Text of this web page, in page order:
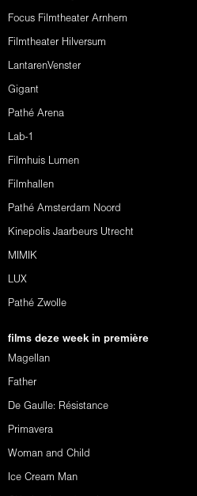
Focus Filmtheater Arnhem
Filmtheater Hilversum
LantarenVenster
Gigant
Pathé Arena
Lab-1
Filmhuis Lumen
Filmhallen
Pathé Amsterdam Noord
Kinepolis Jaarbeurs Utrecht
MIMIK
LUX
Pathé Zwolle
films deze week in première
Magellan
Father
De Gaulle: Résistance
Primavera
Woman and Child
Ice Cream Man